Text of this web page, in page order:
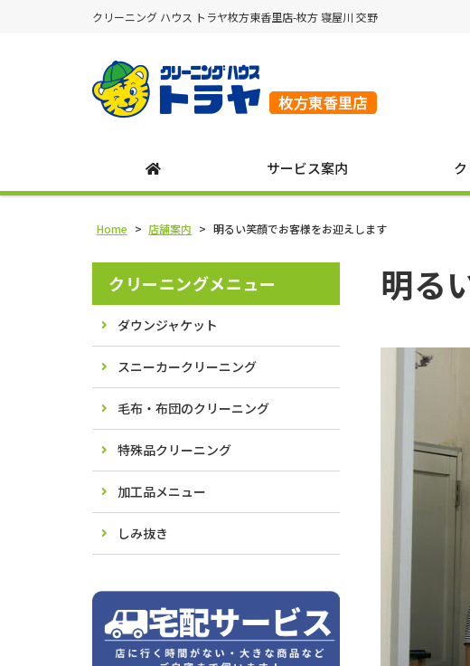
クリーニング ハウス トラヤ枚方東香里店-枚方 寝屋川 交野
サービス案内
Home > 店舗案内 > 明るい笑顔でお客様をお迎えします
明る
クリーニングメニュー
ダウンジャケット
スニーカークリーニング
毛布・布団のクリーニング
特殊品クリーニング
加工品メニュー
しみ抜き